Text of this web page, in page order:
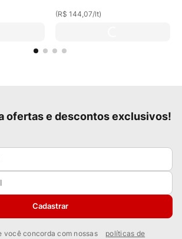
(R$ 144,07/lt)
ofertas e descontos exclusivos!
Cadastrar
você concorda com nossas
políticas de